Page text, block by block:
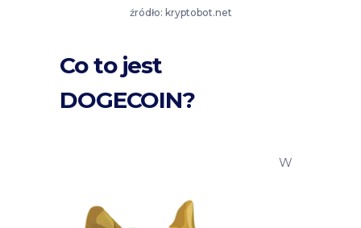
źródło: kryptobot.net
Co to jest
DOGECOIN?
W